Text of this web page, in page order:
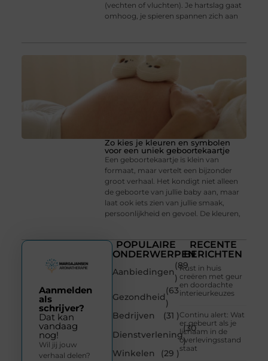
(vechten of vluchten). Je hartslag gaat
omhoog, je spieren spannen zich aan
Zo kies je kleuren en symbolen
voor een uniek geboortekaartje
Een geboortekaartje is klein van
formaat, maar vertelt een bijzonder
groot verhaal. Het kondigt niet alleen
de geboorte van jullie baby aan, maar
laat ook iets zien van jullie smaak,
persoonlijkheid en gevoel. De kleuren,
POPULAIRE
ONDERWERPEN
Aanbiedingen
(89
)
Gezondheid
(63
)
Bedrijven
(31 )
Dienstverlening
(30
)
Winkelen
(29 )
RECENTE
BERICHTEN
Rust in huis
creëren met geur
en doordachte
interieurkeuzes
Continu alert: Wat
er gebeurt als je
lichaam in de
overlevingsstand
staat
Aanmelden
als
schrijver?
Dat kan
vandaag
nog!
Wil jij jouw
verhaal delen?